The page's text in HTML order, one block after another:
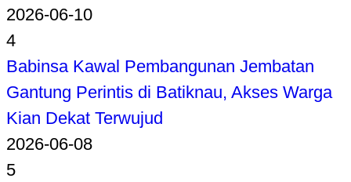
2026-06-10
4
Babinsa Kawal Pembangunan Jembatan
Gantung Perintis di Batiknau, Akses Warga
Kian Dekat Terwujud
2026-06-08
5